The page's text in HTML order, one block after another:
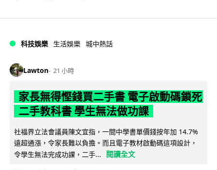
科技娛樂 生活娛樂 城中熱話
Lawton 21 小時
家長無得慳錢買二手書 電子啟動碼鎖死
二手教科書 學生無法做功課
社福界立法會議員陳文宜指，一間中學書單價錢按年加 14.7%
遠超通漲，令家長難以負擔。而且電子教材啟動碼這項設計，
令學生無法完成功課，二手...
閱讀全文